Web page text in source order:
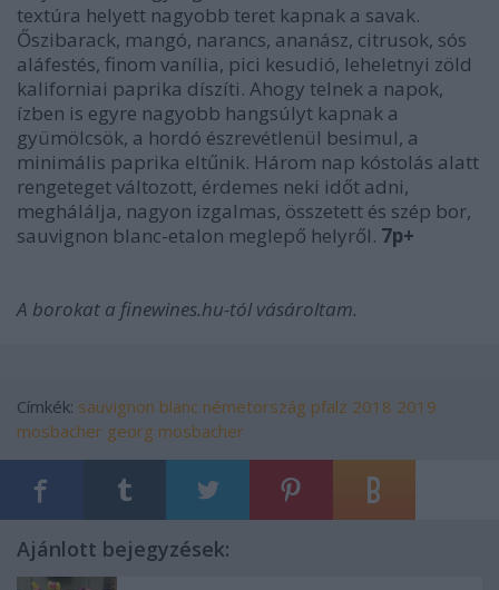
textúra helyett nagyobb teret kapnak a savak.
Őszibarack, mangó, narancs, ananász, citrusok, sós
aláfestés, finom vanília, pici kesudió, leheletnyi zöld
kaliforniai paprika díszíti. Ahogy telnek a napok,
ízben is egyre nagyobb hangsúlyt kapnak a
gyümölcsök, a hordó észrevétlenül besimul, a
minimális paprika eltűnik. Három nap kóstolás alatt
rengeteget változott, érdemes neki időt adni,
meghálálja, nagyon izgalmas, összetett és szép bor,
sauvignon blanc-etalon meglepő helyről. 7p+
A borokat a finewines.hu-tól vásároltam.
Címkék: sauvignon blanc németország pfalz 2018 2019
mosbacher georg mosbacher
Ajánlott bejegyzések: